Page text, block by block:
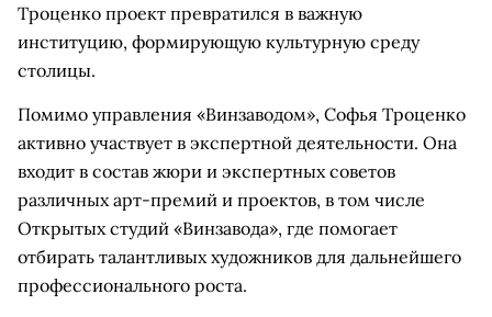
Троценко проект превратился в важную
институцию, формирующую культурную среду
столицы.
Помимо управления «Винзаводом», Софья Троценко
активно участвует в экспертной деятельности. Она
входит в состав жюри и экспертных советов
различных арт-премий и проектов, в том числе
Открытых студий «Винзавода», где помогает
отбирать талантливых художников для дальнейшего
профессионального роста.